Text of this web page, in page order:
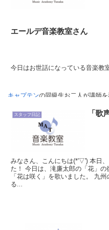
エールデ音楽教室さん
今日はお世話になっている音楽教
キャプテンの同級生お二人が講師
す。
スタッフ日記 「歌
みなさん、こんにちは(*'▽') 本日
た！ 今日は、滝廉太郎の「花」
「花は咲く」を歌いました。 九
る...